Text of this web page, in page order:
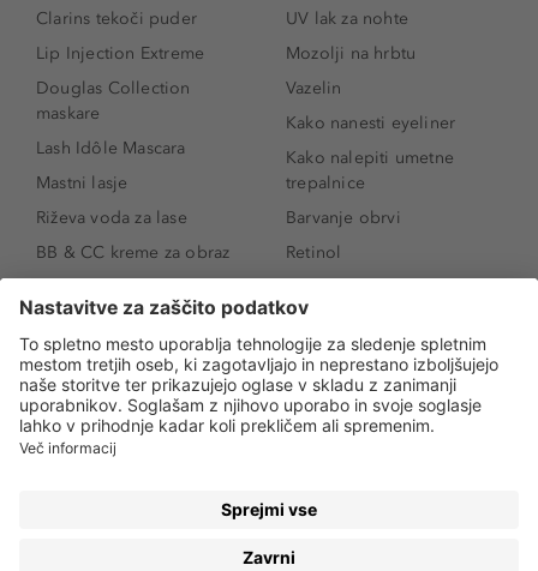
Clarins tekoči puder
Lip Injection Extreme
Douglas Collection
maskare
Lash Idôle Mascara
Mastni lasje
Riževa voda za lase
BB & CC kreme za obraz
SPF 30
Senčila za oči
Tekoči puder
Ličenje povešenih vek
Kako povečati oči
UV lak za nohte
Mozolji na hrbtu
Vazelin
Kako nanesti eyeliner
Kako nalepiti umetne
trepalnice
Barvanje obrvi
Retinol
Niacinamid
Rozacea
Salicilna kislina